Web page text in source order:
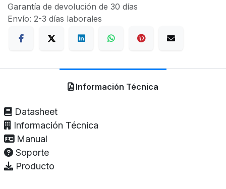
Garantía de devolución de 30 días
Envío: 2-3 días laborales
Información Técnica
Datasheet
Información Técnica
Manual
Soporte
Producto